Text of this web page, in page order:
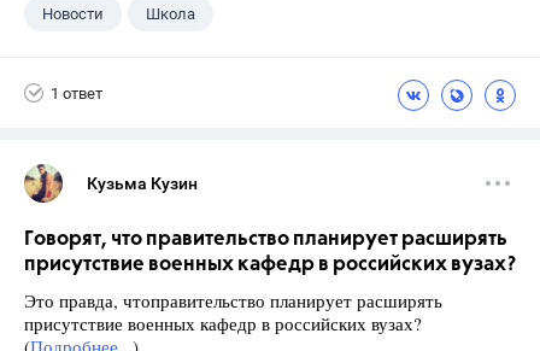
Новости Школа
1 ответ
Кузьма Кузин
Говорят, что правительство планирует расширять
присутствие военных кафедр в российских вузах?
Это правда, чтоправительство планирует расширять
присутствие военных кафедр в российских вузах?